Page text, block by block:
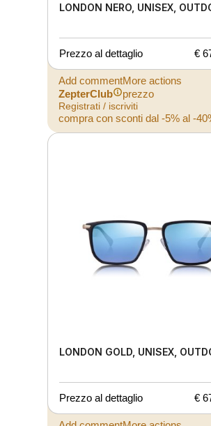
LONDON NERO, UNISEX,
Prezzo al dettaglio €
Add commentMore actions
ZepterClub
prezzo
Registrati / iscriviti
compra con sconti dal -5% al -
LONDON GOLD, UNISEX,
Prezzo al dettaglio €